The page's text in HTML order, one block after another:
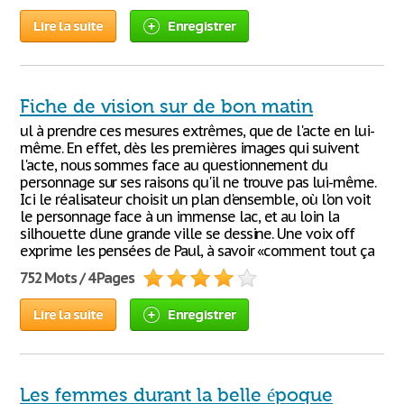
Lire la suite Enregistrer
Fiche de vision sur de bon matin
ul à prendre ces mesures extrêmes, que de l'acte en lui-
même. En effet, dès les premières images qui suivent
l'acte, nous sommes face au questionnement du
personnage sur ses raisons qu'il ne trouve pas lui-même.
Ici le réalisateur choisit un plan d'ensemble, où l'on voit
le personnage face à un immense lac, et au loin la
silhouette d'une grande ville se dessine. Une voix off
exprime les pensées de Paul, à savoir «comment tout ça
752 Mots / 4 Pages
Lire la suite Enregistrer
Les femmes durant la belle époque